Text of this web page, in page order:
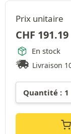
Prix unitaire
CHF 191.19
En stock
Livraison